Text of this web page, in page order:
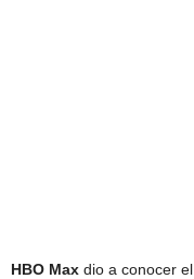
HBO Max dio a conocer